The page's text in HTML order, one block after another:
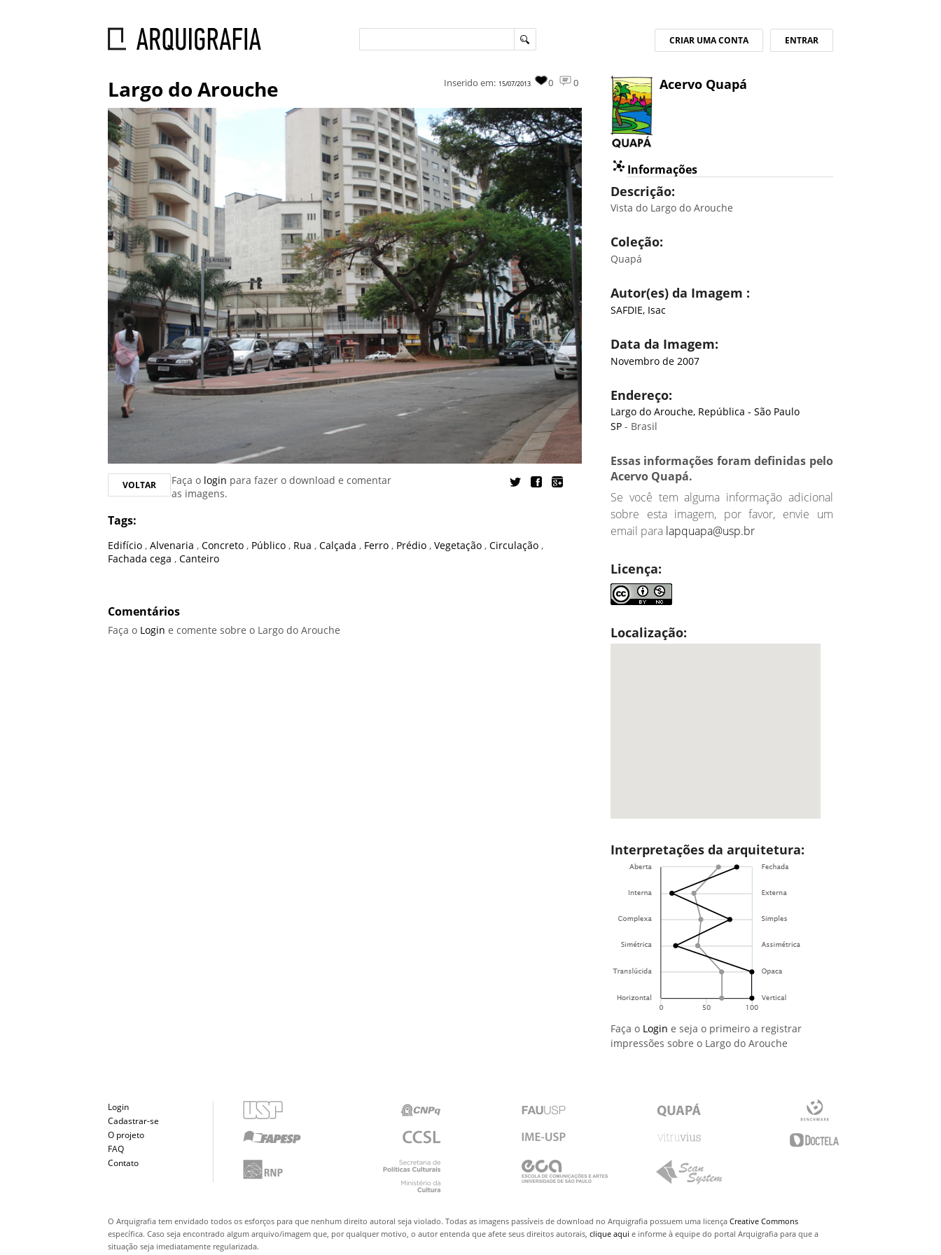
ENTRAR
CRIAR UMA CONTA
Largo do Arouche 0
0
Inserido em: 15/07/2013
VOLTAR Faça o login para fazer o download e comentar
as imagens.
Tags:
Edifício ,Alvenaria ,Concreto , Público , Rua ,Calçada , Ferro , Prédio ,Vegetação ,Circulação ,
Fachada cega ,Canteiro
Comentários
Faça o Login e comente sobre o Largo do Arouche
Acervo Quapá
Informações
Descrição:
Vista do Largo do Arouche
Coleção:
Quapá
Autor(es) da Imagem :
SAFDIE, Isac
Data da Imagem:
Novembro de 2007
Endereço:
Largo do Arouche, República - São Paulo
SP - Brasil
Essas informações foram definidas pelo
Acervo Quapá.
Se você tem alguma informação adicional
sobre esta imagem, por favor, envie um
email para lapquapa@usp.br
Licença:
Localização:
Interpretações da arquitetura:
Faça o Login e seja o primeiro a registrar
impressões sobre o Largo do Arouche
Login
Cadastrar-se
O projeto
FAQ
Contato
O Arquigrafia tem envidado todos os esforços para que nenhum direito autoral seja violado. Todas as imagens passíveis de download no Arquigrafia possuem uma licençaCreative Commons
específica. Caso seja encontrado algum arquivo/imagem que, por qualquer motivo, o autor entenda que afete seus direitos autorais,clique aqui e informe à equipe do portal Arquigrafia para que a
situação seja imediatamente regularizada.